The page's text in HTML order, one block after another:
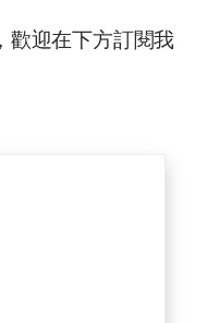
歡迎在下方訂閱我